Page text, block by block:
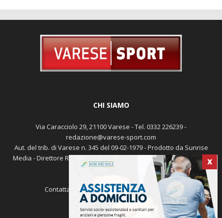
X
CHI SIAMO
Via Caracciolo 29, 21100 Varese - Tel. 0332 226239 -
redazione@varese-sport.com
Aut. del trib. di Varese n. 345 del 09-02-1979 - Prodotto da Sunrise
Media - Direttore Responsabile: Michele Marocco -Cookie policy
Pubblicità
Contattaci: redazione@varese-sport.com